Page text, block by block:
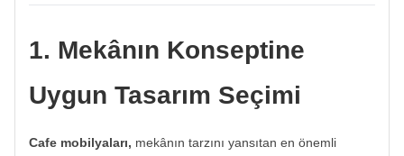
1. Mekânın Konseptine
Uygun Tasarım Seçimi
Cafe mobilyaları, mekânın tarzını yansıtan en önemli